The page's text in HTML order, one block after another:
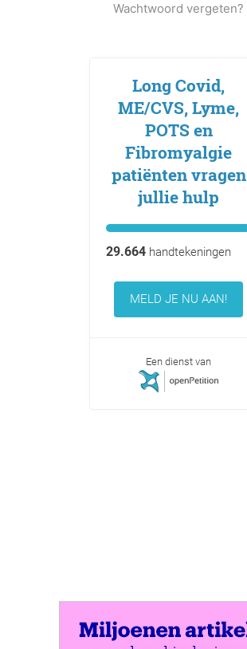
Wachtwoord vergeten?
Long Covid,
ME/CVS, Lyme,
POTS en
Fibromyalgie
patiënten vragen
jullie hulp
29.664handtekeningen
MELD JE NU AAN!
Een dienst van